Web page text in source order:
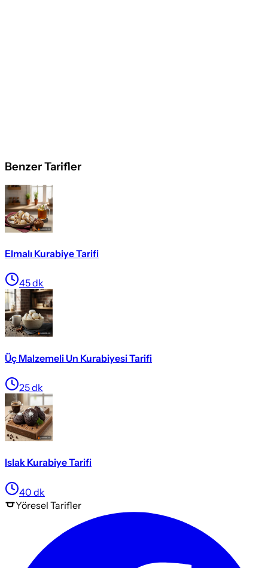
Benzer Tarifler
Elmalı Kurabiye Tarifi
45dk
Üç Malzemeli Un Kurabiyesi Tarifi
25dk
Islak Kurabiye Tarifi
40 dk
Yöresel Tarifler